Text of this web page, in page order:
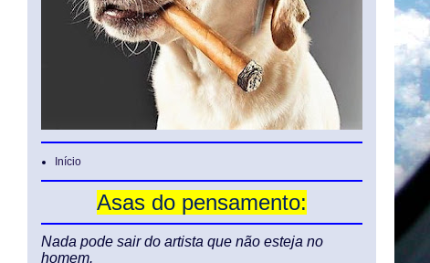
Início
Asas do pensamento:
Nada pode sair do artista que não esteja no
homem.